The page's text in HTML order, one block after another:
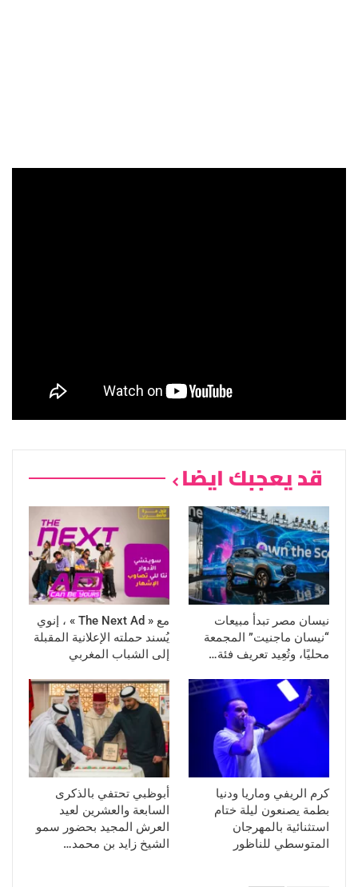
قد يعجبك ايضا
نيسان مصر تبدأ مبيعات
“نيسان ماجنيت” المجمعة
محليًا، وتُعِيد تعريف فئة…
مع « The Next Ad » ، إنوي
يُسند حملته الإعلانية المقبلة
إلى الشباب المغربي
كرم الريفي وماريا ودنيا
بطمة يصنعون ليلة ختام
استثنائية بالمهرجان
المتوسطي للناظور
أبوظبي تحتفي بالذكرى
السابعة والعشرين لعيد
العرش المجيد بحضور سمو
الشيخ زايد بن محمد…